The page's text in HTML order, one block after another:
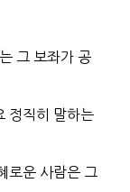
그 보좌가 공
정직히 말하는
로운 사람은 그